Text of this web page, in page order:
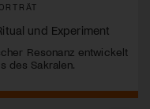
und Experiment
Resonanz entwickelt
des Sakralen.